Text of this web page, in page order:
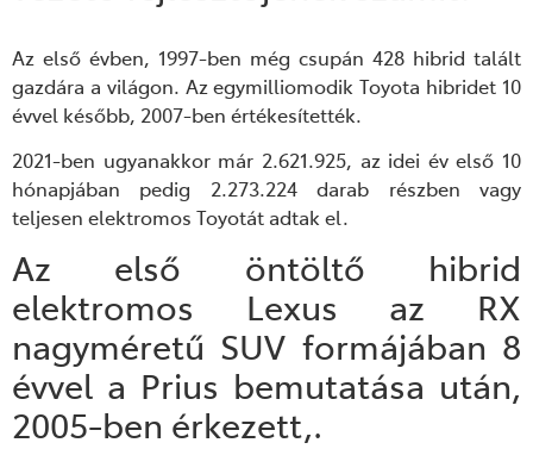
Az első évben, 1997-ben még csupán 428 hibrid talált
gazdára a világon. Azegymilliomodik Toyota hibridet 10
évvel később, 2007-ben értékesítették.
2021-ben ugyanakkor már 2.621.925, az idei év első 10
hónapjában pedig 2.273.224 darab részben vagy
teljesen elektromos Toyotát adtak el.
Az első öntöltő hibrid
elektromos Lexus az RX
nagyméretű SUV formájában 8
évvel a Prius bemutatása után,
2005-ben érkezett,.